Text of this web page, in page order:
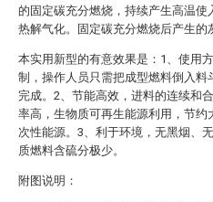
的固定碳充分燃烧，持续产生高温使
热解气化。固定碳充分燃烧后产生的
本实用新型的有意效果是：1、使用
制，操作人员只需把成型燃料倒入料
完成。2、节能高效，进料的连续和
率高，生物质可再生能源利用，节约
次性能源。3、利于环境，无黑烟、
质燃料含硫分极少。
附图说明：